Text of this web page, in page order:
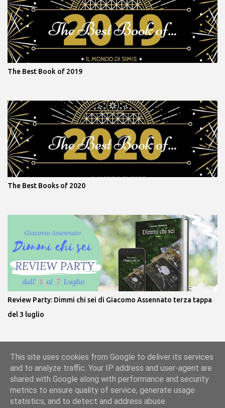
The Best Book of 2019
The Best Books of 2020
Review Party: Dimmi chi sei di Giacomo Assennato terza tappa
del 3 luglio
Powered by Blogger
This site uses cookies from Google to deliver its services
and to analyze traffic. Your IP address and user-agent are
shared with Google along with performance and security
metrics to ensure quality of service, generate usage
statistics, and to detect and address abuse.